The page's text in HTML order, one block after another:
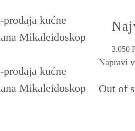
3.050
Napravi
Out of